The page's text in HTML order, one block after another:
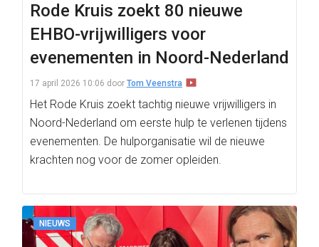
Rode Kruis zoekt 80 nieuwe
EHBO-vrijwilligers voor
evenementen in Noord-Nederland
17 april 2026 10:06 door Tom Veenstra
Het Rode Kruis zoekt tachtig nieuwe vrijwilligers in
Noord-Nederland om eerste hulp te verlenen tijdens
evenementen. De hulporganisatie wil de nieuwe
krachten nog voor de zomer opleiden.
NIEUWS